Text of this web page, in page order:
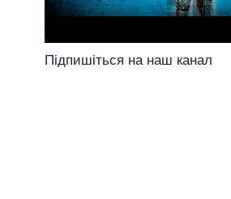
Підпишіться на наш канал